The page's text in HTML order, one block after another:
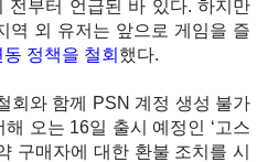
전부터 언급된 바 있다. 하지만
역 외 유저는 앞으로 게임을 즐
정책을 철회 했다.
회와 함께 PSN 계정 생성 불가
오는 16일 출시 예정인 ‘고스
구매자에 대한 환불 조치를 시